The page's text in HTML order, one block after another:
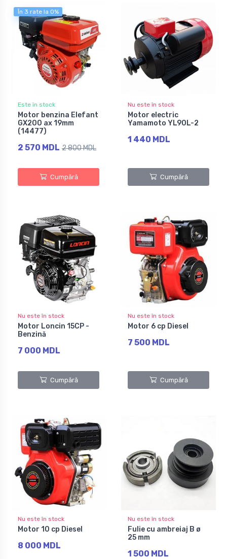
În 3 rate la 0%
Este în stock
Motor benzina Elefant
GX200 ax 19mm
(14477)
2 570 MDL 2 800 MDL
Cumpără
Nu este în stock
Motor electric
Yamamoto YL90L-2
1 440 MDL
Cumpără
Nu este în stock
Motor Loncin 15CP -
Benzină
7 000 MDL
Cumpără
Nu este în stock
Motor 6 cp Diesel
7 500 MDL
Cumpără
Nu este în stock
Motor 10 cp Diesel
8 000 MDL
Nu este în stock
Fulie cu ambreiaj B ø
25 mm
1 500 MDL